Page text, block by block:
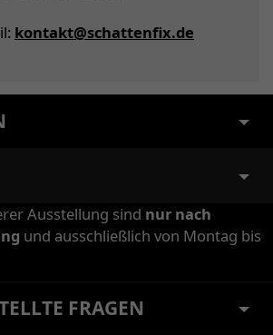
kontakt@schattenfix.de
Ausstellung sind nur nach
und ausschließlich von Montag bis
FRAGEN